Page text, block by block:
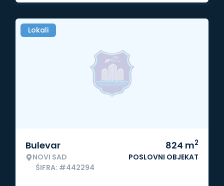
Lokali
Bulevar
NOVI SAD
ŠIFRA: #442294
824 m2
POSLOVNI OBJEKAT